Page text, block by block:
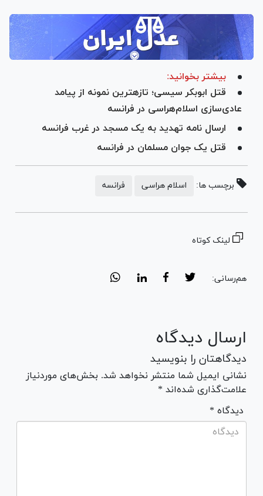
بیشتر بخوانید:
قتل ابوبکر سیسی؛ تازه‎ترین نمونه از پیامد
عادی‌سازی اسلام‌هراسی در فرانسه
ارسال نامه تهدید به یک مسجد در غرب فرانسه
قتل یک جوان مسلمان در فرانسه
برچسب ها: اسلام هراسی فرانسه
لینک کوتاه
هم‌رسانی:
ارسال دیدگاه
دیدگاهتان را بنویسید
نشانی ایمیل شما منتشر نخواهد شد. بخش‌های موردنیاز
علامت‌گذاری شده‌اند *
* دیدگاه